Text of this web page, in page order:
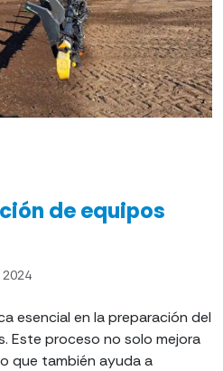
de equipos
2024
esencial en la preparación del
Este proceso no solo mejora
que también ayuda a